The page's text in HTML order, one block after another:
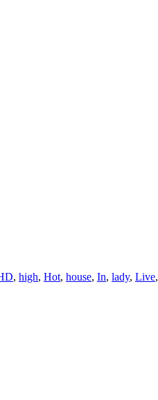
, high, Hot, house, In, lady, Live,